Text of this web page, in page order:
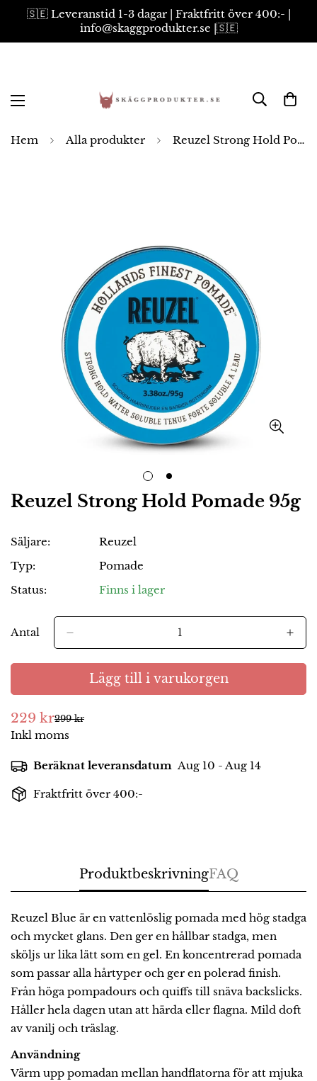
🇸🇪 Leveranstid 1-3 dagar | Fraktfritt över 400:- |
info@skaggprodukter.se |🇸🇪
Hem Alla produkter Reuzel Strong Hold Pomade 95g
Reuzel Strong Hold Pomade 95g
Säljare:
Reuzel
Typ:
Pomade
Status:
Finns i lager
Antal
Lägg till i varukorgen
Försäljningspris
229 kr
Ordinarie
pris
299 kr
Inkl moms
Beräknat leveransdatum Aug 10 - Aug 14
Fraktfritt över 400:-
ProduktbeskrivningFAQ
Reuzel Blue är en vattenlöslig pomada med hög stadga
och mycket glans. Den ger en hållbar stadga, men
sköljs ur lika lätt som en gel. En koncentrerad pomada
som passar alla hårtyper och ger en polerad finish.
Från höga pompadours och quiffs till snäva backslicks.
Håller hela dagen utan att härda eller flagna. Mild doft
av vanilj och träslag.
Användning
Värm upp pomadan mellan handflatorna för att mjuka